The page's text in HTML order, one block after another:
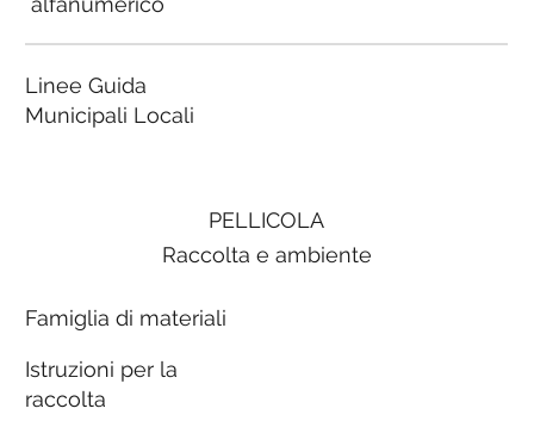
PELLICOLA
Raccolta e ambiente
Famiglia di materiali
Istruzioni per la
raccolta
Linee Guida
Municipali Locali